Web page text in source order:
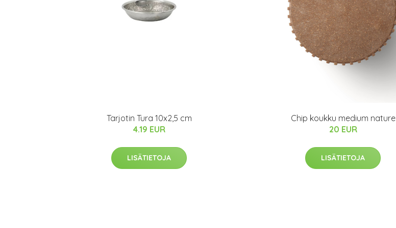
Tarjotin Tura 10x2,5 cm
4.19 EUR
LISÄTIETOJA
Chip koukku medium nature
20 EUR
LISÄTIETOJA